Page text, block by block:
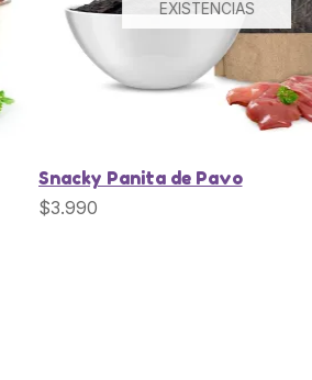
EXISTENCIAS
Snacky Panita de Pavo
$3.990